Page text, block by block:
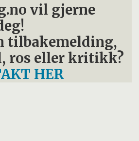
vil gjerne
tilbakemelding,
ros eller kritikk?
HER